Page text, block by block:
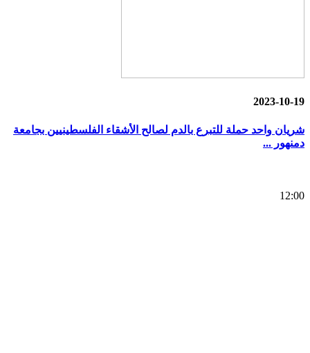
2023-10-19
شريان واحد حملة للتبرع بالدم لصالح الأشقاء الفلسطينيين بجامعة
دمنهور ...
12:00